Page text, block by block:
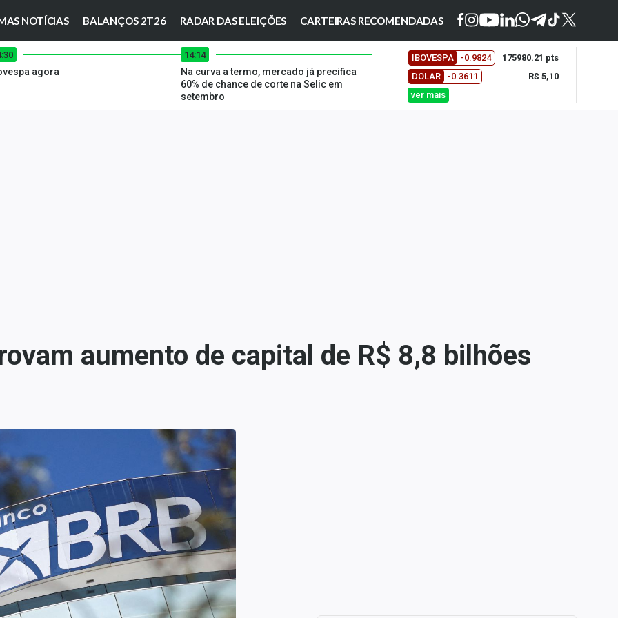
NOTÍCIAS BALANÇOS 2T26 RADAR DAS ELEIÇÕES CARTEIRAS RECOMENDADAS
agora
14:14
Na curva a termo, mercado já precifica
60% de chance de corte na Selic em
setembro
IBOVESPA -0.9824
175980.21 pts
DOLAR
-0.3611
R$ 5,10
ver mais
aumento de capital de R$ 8,8 bilhões